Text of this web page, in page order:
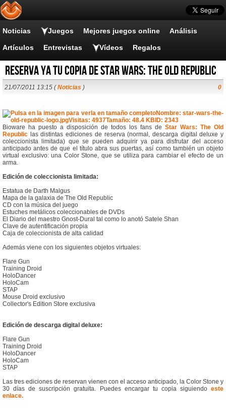
Noticias Juegos Mejores juegos online Análisis
Artículos Entrevistas Vídeos Regalos
Reserva ya tu copia de Star Wars: The Old Republic
21/07/2011 13:15 (Noticias ) 0
Bioware ha puesto a disposición de todos los fans de Star Wars: The Old
Republic las distintas ediciones de reserva (normal, descarga digital deluxe y
coleccionista limitada) que se pueden adquirir ya para disfrutar del acceso
anticipado antes de que el título abra sus puertas, así como también un objeto
virtual exclusivo: una Color Stone, que se utiliza para cambiar el efecto de un
arma.
Edición de coleccionista limitada:
Estatua de Darth Malgus
Mapa de la galaxia de The Old Republic
CD con la música del juego
Estuches metálicos coleccionables de DVDs
El Diario del maestro Gnost-Dural tal como lo anotó Satele Shan
Clave de autentificación propia
Caja de coleccionista de alta calidad
Además viene con los siguientes objetos virtuales:
Flare Gun
Training Droid
HoloDancer
HoloCam
STAP
Mouse Droid exclusivo
Collector's Edition Store exclusiva
Edición de descarga digital deluxe:
Flare Gun
Training Droid
HoloDancer
HoloCam
STAP
Las tres ediciones de reservan vienen con el acceso anticipado, la Color Stone y
30 días de suscripción gratuita. Puedes encargar tu copia siguiendo este
enlace.